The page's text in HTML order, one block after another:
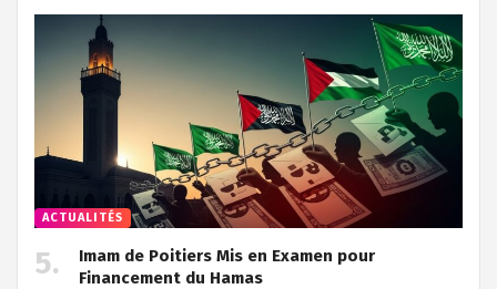
ACTUALITÉS
Imam de Poitiers Mis en Examen pour
Financement du Hamas